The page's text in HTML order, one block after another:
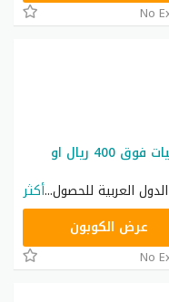
No
كوبون خصم شي ان 50 ريال على طلبيات فوق 400 ريال او
العربية للحصول...أكثر
عرض الكوبون
No